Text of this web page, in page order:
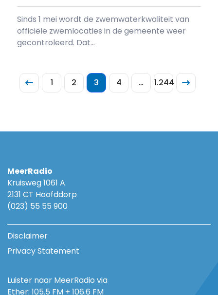
Sinds 1 mei wordt de zwemwaterkwaliteit van
officiële zwemlocaties in de gemeente weer
gecontroleerd. Dat...
1 2 3 4 … 1.244
MeerRadio
Kruisweg 1061 A
2131 CT Hoofddorp
(023) 55 55 900
Disclaimer
Privacy Statement
Luister naar MeerRadio via
Ether: 105.5 FM + 106.6 FM